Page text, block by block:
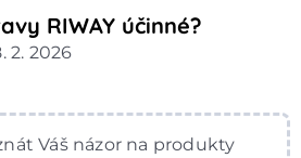
RIWAY účinné?
2. 2026
Váš názor na produkty